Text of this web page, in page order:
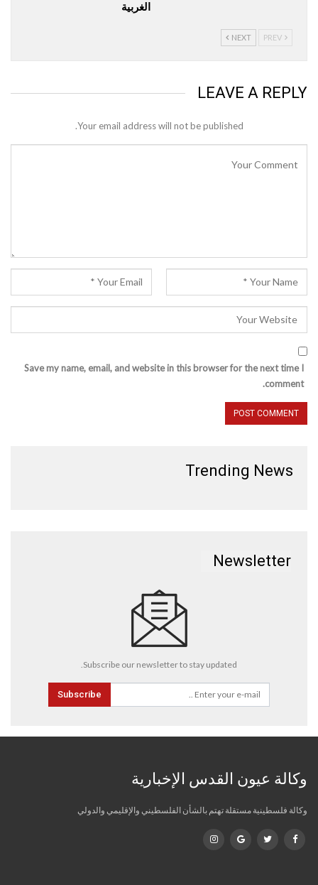
الغربية
NEXT
LEAVE A REPLY
Your email address will not be published.
Save my name, email, and website in this browser for the next time I
comment.
Trending News
Newsletter
Subscribe our newsletter to stay updated.
Subscribe
وكالة عيون القدس الإخبارية
وكالة فلسطينية مستقلة تهتم بالشأن الفلسطيني والإقليمي والدولي